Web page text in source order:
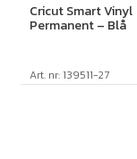
Cricut Smart Vinyl
Permanent – Blå
Art. nr: 139511-27